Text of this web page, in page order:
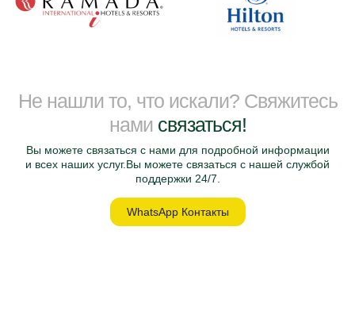
Не нашли то, что искали? Свяжитесь
нами связаться!
Вы можете связаться с нами для подробной информации
и всех наших услуг.Вы можете связаться с нашей службой
поддержки 24/7.
WhatsApp Контакты